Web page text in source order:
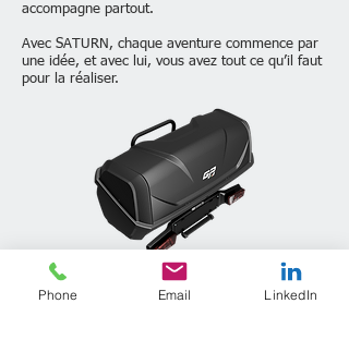
accompagne partout.
​​Avec SATURN, chaque aventure commence par
une idée, et avec lui, vous avez tout ce qu’il faut
pour la réaliser.
ou
Phone Email LinkedIn